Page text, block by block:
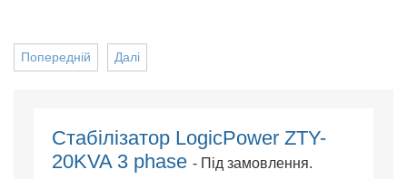
Далі
Попередній
Стабілізатор LogicPower ZTY-
20KVA 3 phase - Під замовлення.